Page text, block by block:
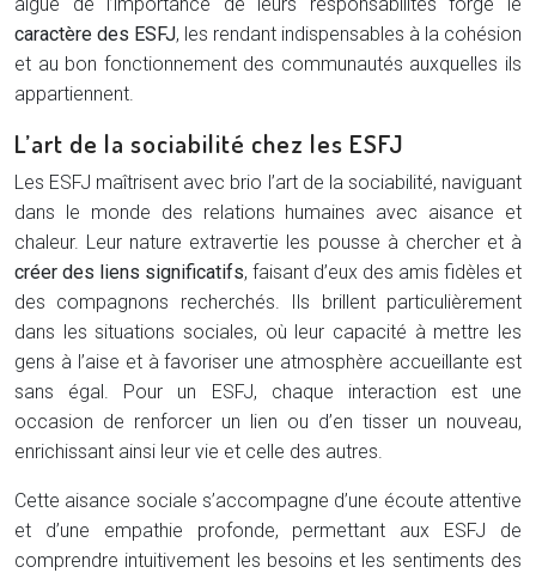
caractère des ESFJ, les rendant indispensables à la cohésion
et au bon fonctionnement des communautés auxquelles ils
appartiennent.
L’art de la sociabilité chez les ESFJ
Les ESFJ maîtrisent avec brio l’art de la sociabilité, naviguant
dans le monde des relations humaines avec aisance et
chaleur. Leur nature extravertie les pousse à chercher et à
créer des liens significatifs, faisant d’eux des amis fidèles et
des compagnons recherchés. Ils brillent particulièrement
dans les situations sociales, où leur capacité à mettre les
gens à l’aise et à favoriser une atmosphère accueillante est
sans égal. Pour un ESFJ, chaque interaction est une
occasion de renforcer un lien ou d’en tisser un nouveau,
enrichissant ainsi leur vie et celle des autres.
Cette aisance sociale s’accompagne d’une écoute attentive
et d’une empathie profonde, permettant aux ESFJ de
comprendre intuitivement les besoins et les sentiments des